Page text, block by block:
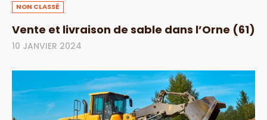
NON CLASSÉ
Vente et livraison de sable dans l’Orne (61)
10 JANVIER 2024